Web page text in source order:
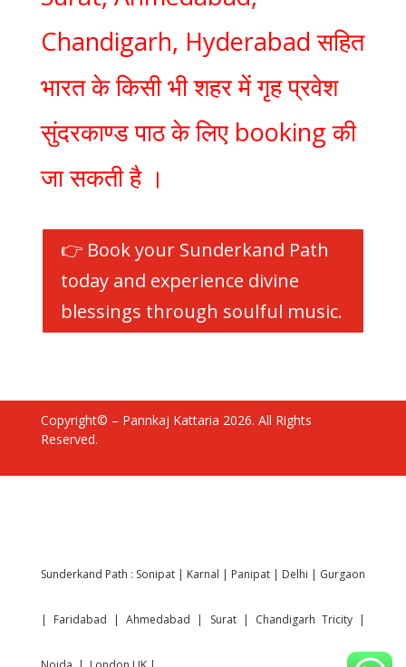
Chandigarh, Hyderabad सहित
भारत के किसी भी शहर में गृह प्रवेश
सुंदरकाण्ड पाठ के लिए booking की
जा सकती है ।
👉 Book your Sunderkand Path
today and experience divine
blessings through soulful music.
Copyright© – Pannkaj Kattaria 2026. All Rights
Reserved.
Sunderkand Path : Sonipat| Karnal | Panipat | Delhi | Gurgaon
| Faridabad |Ahmedabad | Surat| Chandigarh Tricity |